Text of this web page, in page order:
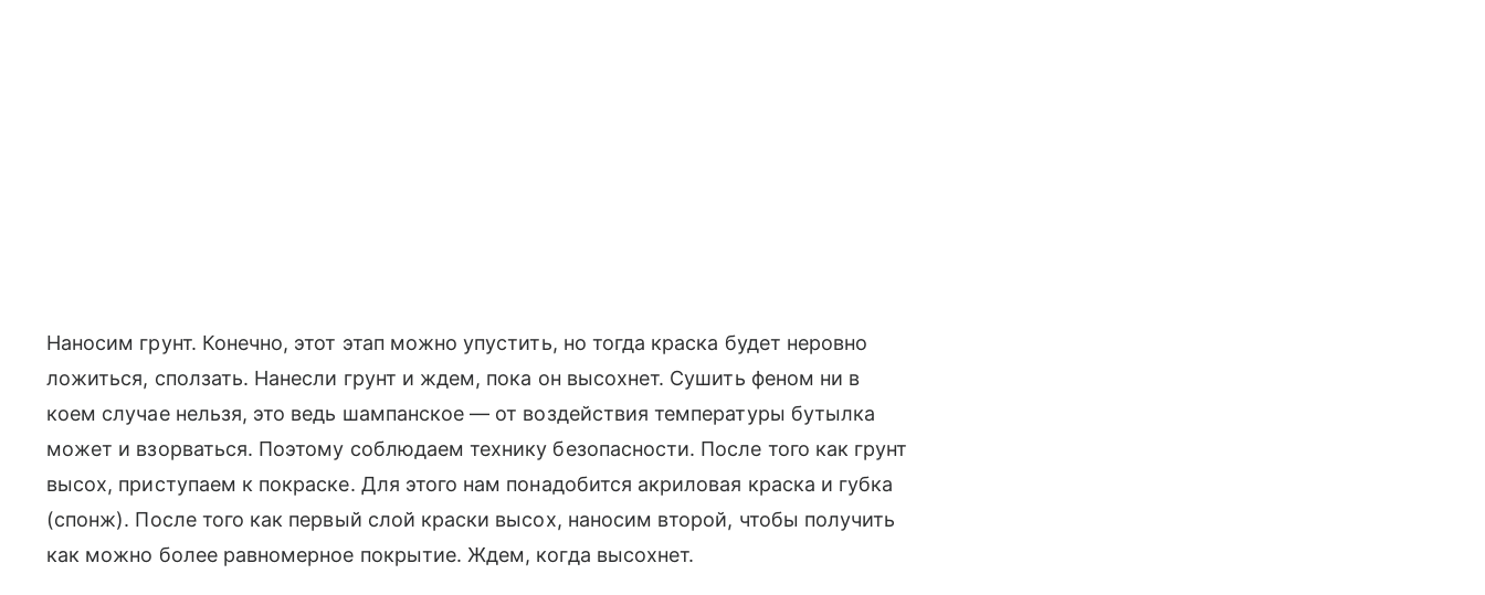
Наносим грунт. Конечно, этот этап можно упустить, но тогда краска будет неровно
ложиться, сползать. Нанесли грунт и ждем, пока он высохнет. Сушить феном ни в
коем случае нельзя, это ведь шампанское — от воздействия температуры бутылка
может и взорваться. Поэтому соблюдаем технику безопасности. После того как грунт
высох, приступаем к покраске. Для этого нам понадобится акриловая краска и губка
(спонж). После того как первый слой краски высох, наносим второй, чтобы получить
как можно более равномерное покрытие. Ждем, когда высохнет.